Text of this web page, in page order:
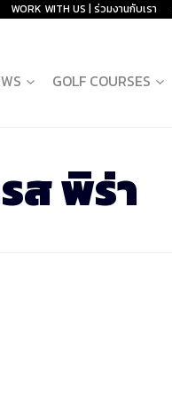
WORK WITH US | ร่วมงานกับเรา
GOLF COURSES
ส พิร่า